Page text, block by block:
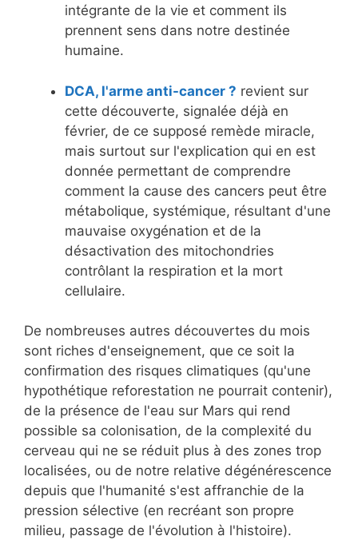
intégrante de la vie et comment ils
prennent sens dans notre destinée
humaine.
DCA, l'arme anti-cancer ? revient sur
cette découverte, signalée déjà en
février, de ce supposé remède miracle,
mais surtout sur l'explication qui en est
donnée permettant de comprendre
comment la cause des cancers peut être
métabolique, systémique, résultant d'une
mauvaise oxygénation et de la
désactivation des mitochondries
contrôlant la respiration et la mort
cellulaire.
De nombreuses autres découvertes du mois
sont riches d'enseignement, que ce soit la
confirmation des risques climatiques (qu'une
hypothétique reforestation ne pourrait contenir),
de la présence de l'eau sur Mars qui rend
possible sa colonisation, de la complexité du
cerveau qui ne se réduit plus à des zones trop
localisées, ou de notre relative dégénérescence
depuis que l'humanité s'est affranchie de la
pression sélective (en recréant son propre
milieu, passage de l'évolution à l'histoire).